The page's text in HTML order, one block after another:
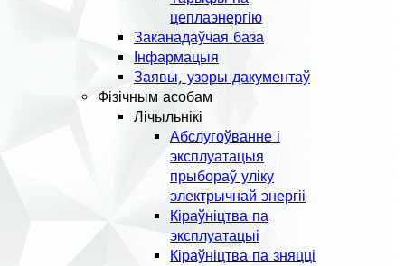
цеплаэнергію
Заканадаўчая база
Інфармацыя
Заявы, узоры дакументаў
Фізічным асобам
Лічыльнікі
Абслугоўванне і
эксплуатацыя
прыбораў уліку
электрычнай энергіі
Кіраўніцтва па
эксплуатацыі
Кіраўніцтва па зняцці